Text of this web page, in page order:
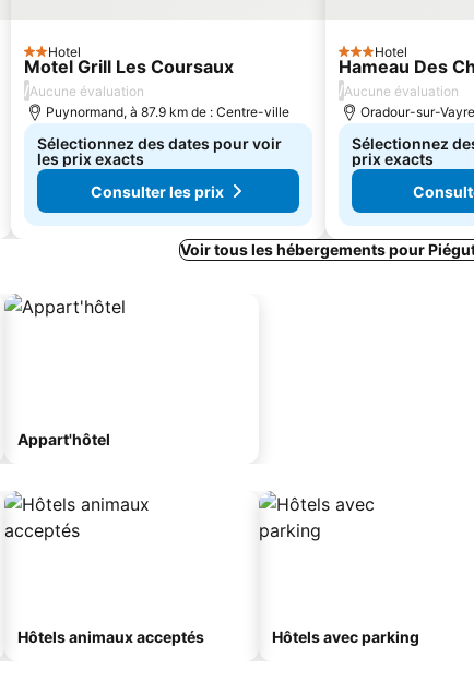
2 Étoiles
Hotel
Motel Grill Les Coursaux
/Aucune évaluation
Puynormand, à 87.9 km de : Centre-ville
Sélectionnez des dates pour voir
les prix exacts
Consulter les prix
3 Étoiles
Hotel
Hameau Des
/Aucune évaluation
Oradour-sur-
Sélectionnez
prix exacts
Voir tous les hébergements pour
Appart'hôtel
Hôtels animaux acceptés Hôtels avec parking